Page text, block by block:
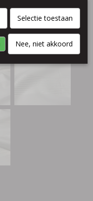
Selectie toestaan
Nee, niet akkoord